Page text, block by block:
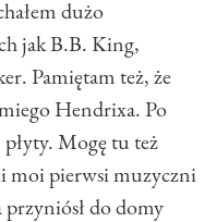
dużo
jak B.B. King,
Pamiętam też, że
Hendrixa. Po
Mogę tu też
moi pierwsi muzyczni
do domy